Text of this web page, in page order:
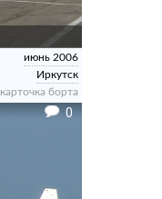
июнь 2006
Иркутск
карточка борта
0